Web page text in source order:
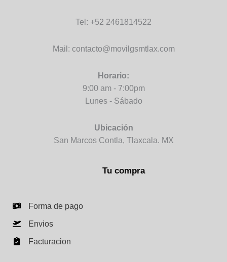
Tel: +52 2461814522
Mail: contacto@movilgsmtlax.com
Horario:
9:00 am - 7:00pm
Lunes - Sábado
Ubicación
San Marcos Contla, Tlaxcala. MX
Tu compra
Forma de pago
Envios
Facturacion